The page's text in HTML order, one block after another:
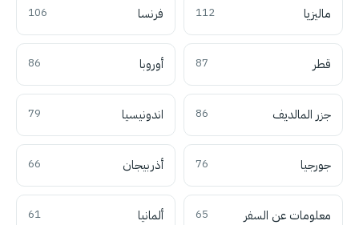
ماليزيا 112 فرنسا 106
قطر 87 أوروبا 86
جزر المالديف 86 اندونيسيا 79
جورجيا 76 أذربيجان 66
معلومات عن السفر 65 ألمانيا 61